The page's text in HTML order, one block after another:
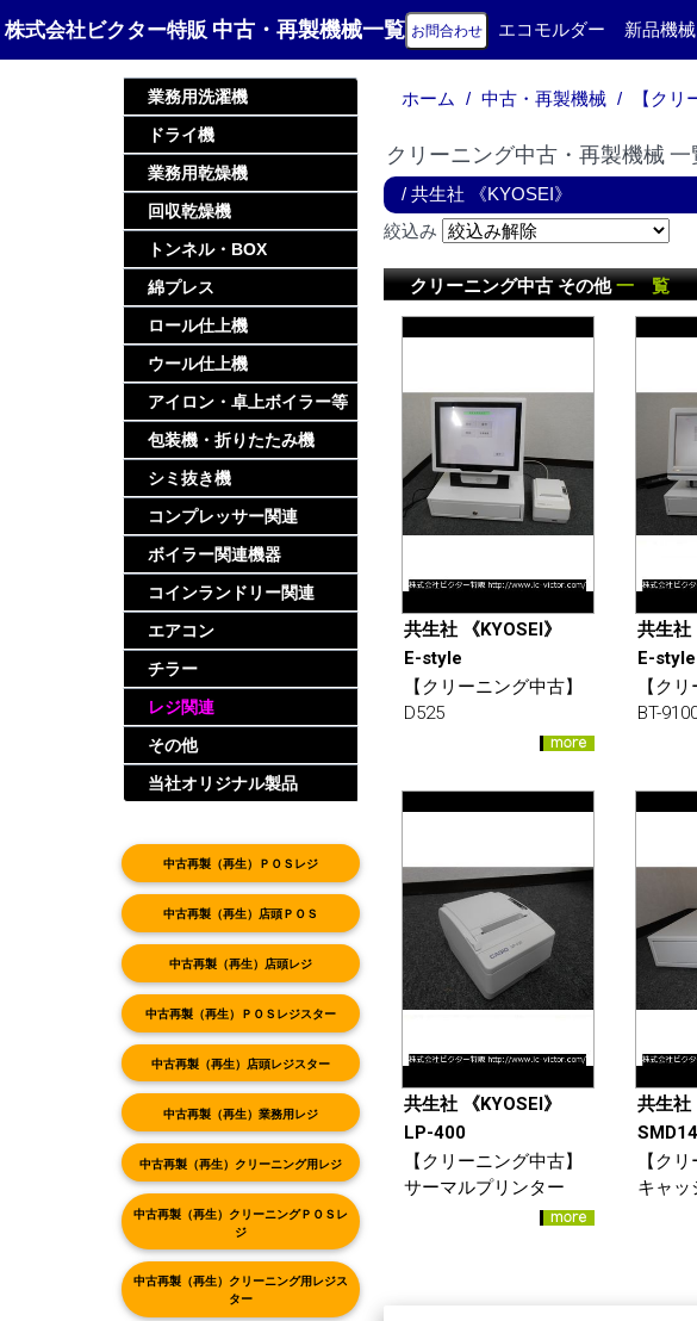
株式会社ビクター特販 中古・再製機械一覧 お問合わせ エコモルダー 新品機械
業務用洗濯機
ドライ機
業務用乾燥機
回収乾燥機
トンネル・BOX
綿プレス
ロール仕上機
ウール仕上機
アイロン・卓上ボイラー等
包装機・折りたたみ機
シミ抜き機
コンプレッサー関連
ボイラー関連機器
コインランドリー関連
エアコン
チラー
レジ関連
その他
当社オリジナル製品
中古再製（再生）ＰＯＳレジ
中古再製（再生）店頭ＰＯＳ
中古再製（再生）店頭レジ
中古再製（再生）ＰＯＳレジスター
中古再製（再生）店頭レジスター
中古再製（再生）業務用レジ
中古再製（再生）クリーニング用レジ
中古再製（再生）クリーニングＰＯＳレ
ジ
中古再製（再生）クリーニング用レジス
ター
ホーム 中古・再製機械 【ク
クリーニング中古・再製機械
/ 共生社 《KYOSEI》
絞込み
クリーニング中古 その他一 覧
共生社 《KYOSEI》
E-style
【クリーニング中古】
D525
共生社
E-style
【ク
BT-
共生社 《KYOSEI》
LP-400
【クリーニング中古】
サーマルプリンター
共生社
【ク
キャッ